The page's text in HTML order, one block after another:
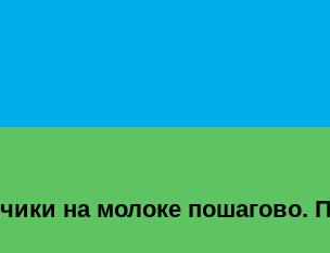
на молоке пошагово.